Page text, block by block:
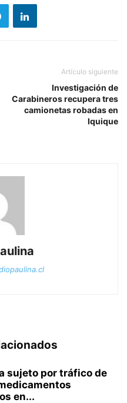
Artículo siguiente
Investigación de
Carabineros recupera tres
camionetas robadas en
Iquique
sujeto por tráfico de
en...